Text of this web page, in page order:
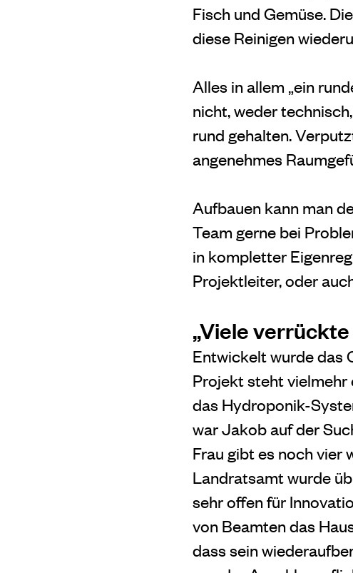
Fisch und Gemüse.
diese Reinigen
Alles in allem „ein
nicht, weder
rund gehalten.
angenehmes
Aufbauen kann man
Team gerne bei
in kompletter
Projektleiter, oder
„Viele
Entwickelt wurde das
Projekt steht vielmehr
das Hydroponik-
war Jakob auf der
Frau gibt es noch vier
Landratsamt wurde
sehr offen für
von Beamten das
dass sein